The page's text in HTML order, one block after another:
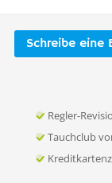
Schreibe eine
Regler-
Tauchclub